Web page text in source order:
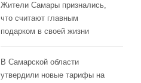
Жители Самары признались,
что считают главным
подарком в своей жизни
В Самарской области
утвердили новые тарифы на